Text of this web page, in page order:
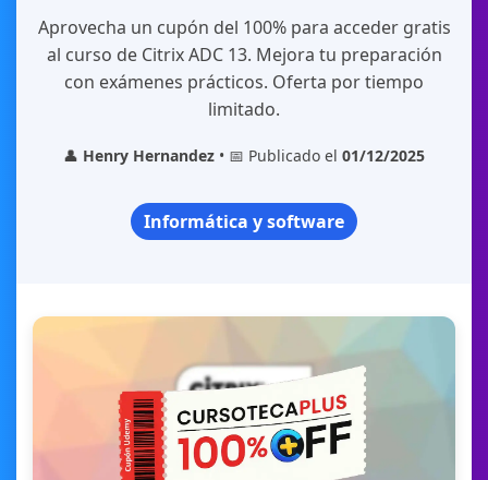
Aprovecha un cupón del 100% para acceder gratis
al curso de Citrix ADC 13. Mejora tu preparación
con exámenes prácticos. Oferta por tiempo
limitado.
👤 Henry Hernandez • 📅 Publicado el 01/12/2025
Informática y software